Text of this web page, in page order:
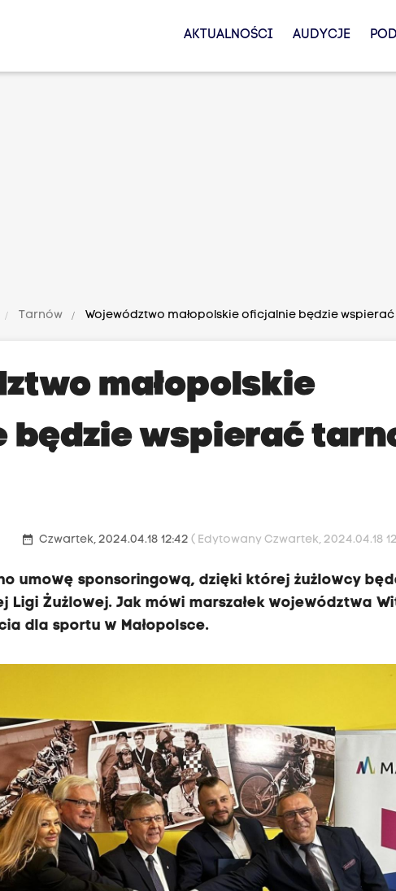
AKTUALNOŚCI AUDYCJE
Tarnów Województwo małopolskie oficjalnie będzie
małopolskie
będzie wspierać
date_range Czwartek, 2024.04.18 12:42( Edytowany Czwartek, 2024.04.18
umowę sponsoringową, dzięki której żużlowcy
Ligi Żużlowej. Jak mówi marszałek województwa
dla sportu w Małopolsce.